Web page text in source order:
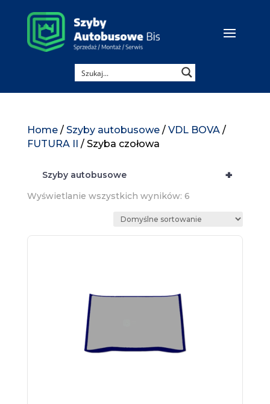
Home/ Szyby autobusowe/ VDL BOVA/
FUTURA II
/ Szyba czołowa
+
Szyby autobusowe
Wyświetlanie wszystkich wyników: 6